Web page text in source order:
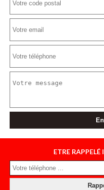
ETRE